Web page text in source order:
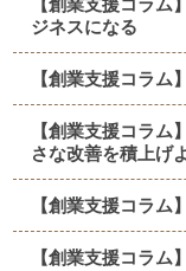
【創業支援コラ
ジネスになる
【創業支援コラ
【創業支援コラ
さな改善を積上げ
【創業支援コラ
【創業支援コラ